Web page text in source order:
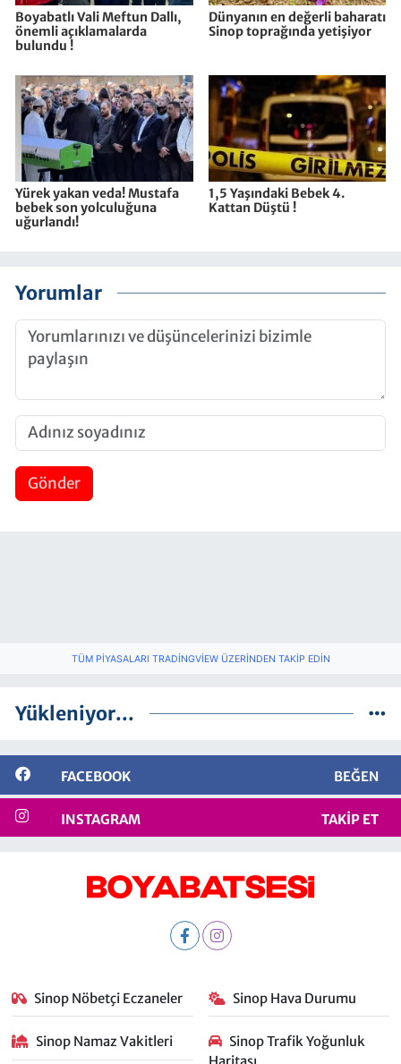
Boyabatlı Vali Meftun Dallı,
önemli açıklamalarda
bulundu !
Dünyanın en değerli baharatı
Sinop toprağında yetişiyor
Yürek yakan veda! Mustafa
bebek son yolculuğuna
uğurlandı!
1,5 Yaşındaki Bebek 4.
Kattan Düştü !
Yorumlar
Gönder
TÜM PIYASALARI TRADINGVIEW ÜZERINDEN TAKIP EDIN
Yükleniyor...
FACEBOOK BEĞEN
INSTAGRAM TAKIP ET
Sinop Nöbetçi Eczaneler Sinop Hava Durumu
Sinop Namaz Vakitleri
Sinop Trafik Yoğunluk